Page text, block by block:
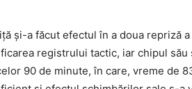
şi-a făcut efectul în a doua repriză
registrului tactic, iar chipul său
90 de minute, în care, vreme de